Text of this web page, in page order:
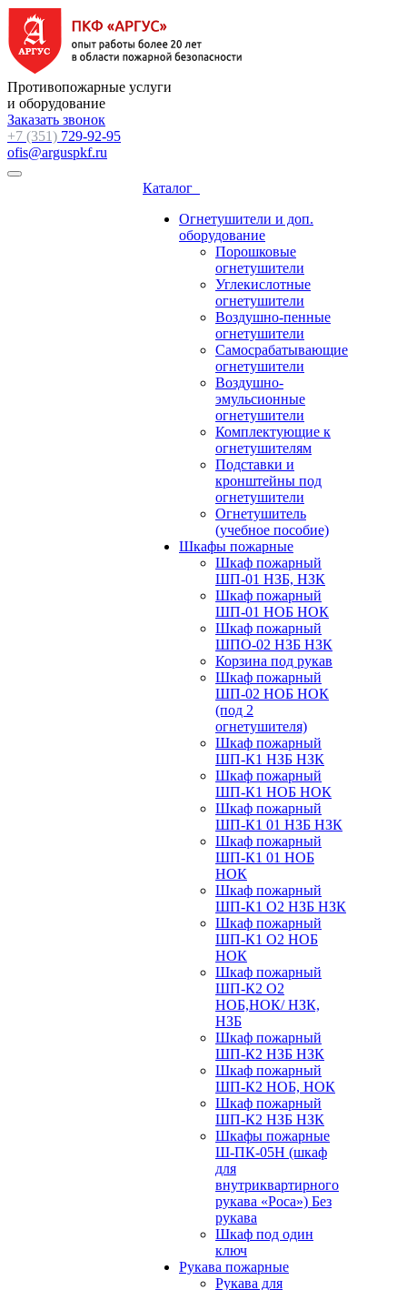
Противопожарные услуги
и оборудование
Заказать звонок
+7 (351) 729-92-95
ofis@arguspkf.ru
Каталог
Огнетушители и доп.
оборудование
Порошковые
огнетушители
Углекислотные
огнетушители
Воздушно-пенные
огнетушители
Самосрабатывающие
огнетушители
Воздушно-
эмульсионные
огнетушители
Комплектующие к
огнетушителям
Подставки и
кронштейны под
огнетушители
Огнетушитель
(учебное пособие)
Шкафы пожарные
Шкаф пожарный
ШП-01 НЗБ, НЗК
Шкаф пожарный
ШП-01 НОБ НОК
Шкаф пожарный
ШПО-02 НЗБ НЗК
Корзина под рукав
Шкаф пожарный
ШП-02 НОБ НОК
(под 2
огнетушителя)
Шкаф пожарный
ШП-К1 НЗБ НЗК
Шкаф пожарный
ШП-К1 НОБ НОК
Шкаф пожарный
ШП-К1 01 НЗБ НЗК
Шкаф пожарный
ШП-К1 01 НОБ
НОК
Шкаф пожарный
ШП-К1 О2 НЗБ НЗК
Шкаф пожарный
ШП-К1 О2 НОБ
НОК
Шкаф пожарный
ШП-К2 О2
НОБ,НОК/ НЗК,
НЗБ
Шкаф пожарный
ШП-К2 НЗБ НЗК
Шкаф пожарный
ШП-К2 НОБ, НОК
Шкаф пожарный
ШП-К2 НЗБ НЗК
Шкафы пожарные
Ш-ПК-05Н (шкаф
для
внутриквартирного
рукава «Роса») Без
рукава
Шкаф под один
ключ
Рукава пожарные
Рукава для